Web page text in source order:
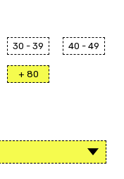
30 - 39 40 - 49
+ 80